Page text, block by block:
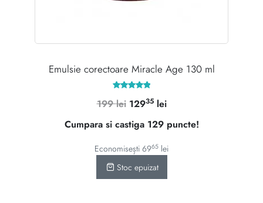
Emulsie corectoare Miracle Age 130 ml
5.00
199lei Prețul
inițial
fost:
199 lei.
12935 leiPrețul
este:
12935 lei.
Cumpara si castiga 129 puncte!
Economisești 6965 lei
Stoc epuizat